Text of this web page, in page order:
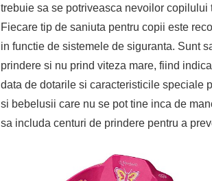
trebuie sa se potriveasca nevoilor
Fiecare tip de saniuta pentru copii este
in functie de sistemele de siguranta. Sunt
prindere si nu prind viteza mare, fiind
data de dotarile si caracteristicile speciale
si bebelusii care nu se pot tine inca de
sa includa centuri de prindere pentru a